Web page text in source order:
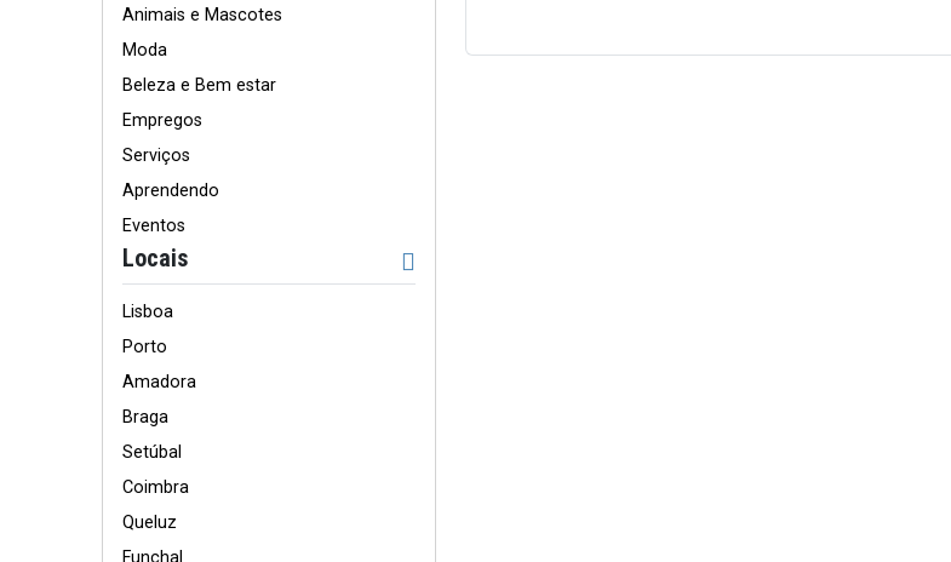
Animais e Mascotes
Moda
Beleza e Bem estar
Empregos
Serviços
Aprendendo
Eventos
Locais
Lisboa
Porto
Amadora
Braga
Setúbal
Coimbra
Queluz
Funchal